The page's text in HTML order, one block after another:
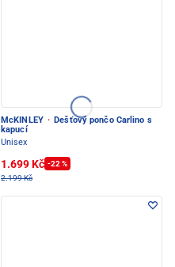
McKINLEY · Dešťový pončo Carlino s
kapucí
Unisex
1.699 Kč -22 %
2.199 Kč